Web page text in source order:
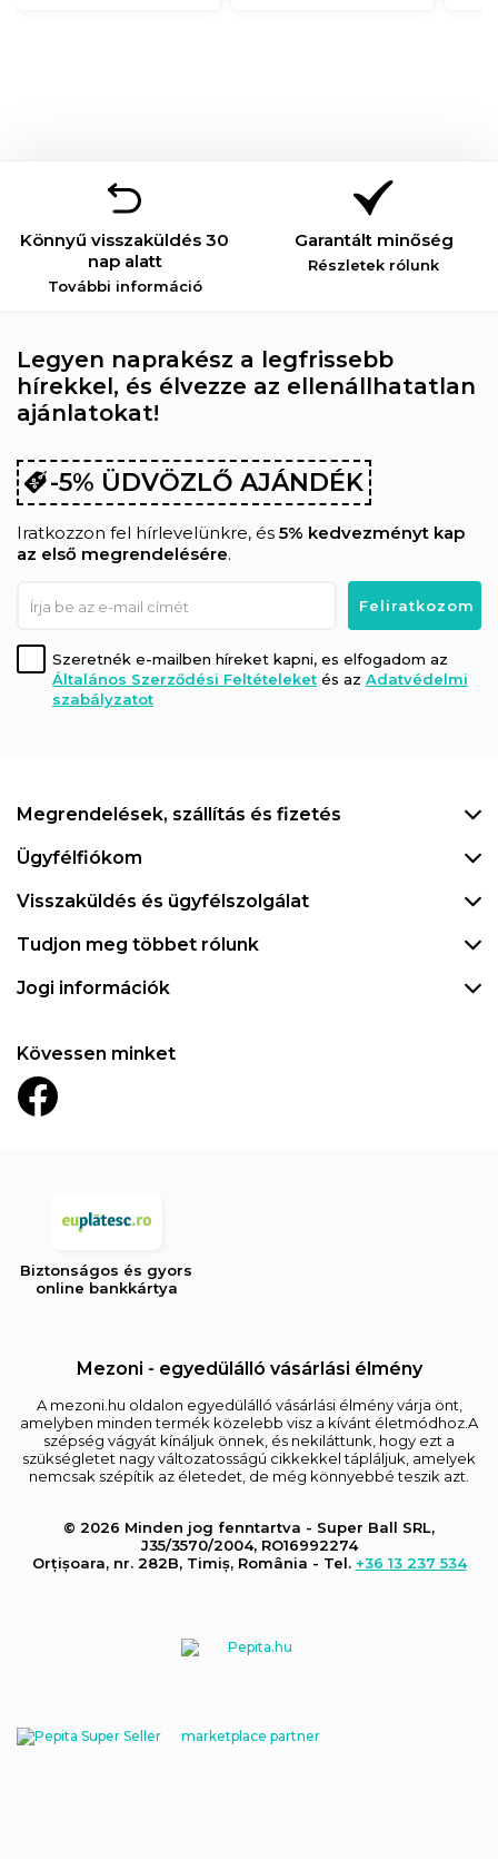
Könnyű visszaküldés 30
nap alatt
További információ
Garantált minőség
Részletek rólunk
Legyen naprakész a legfrissebb
hírekkel, és élvezze az ellenállhatatlan
ajánlatokat!
-5% ÜDVÖZLŐ AJÁNDÉK
Iratkozzon fel hírlevelünkre, és 5% kedvezményt kap
az első megrendelésére.
Szeretnék e-mailben híreket kapni, es elfogadom az
Általános Szerződési Feltételeket és az Adatvédelmi
szabályzatot
Megrendelések, szállítás és fizetés
Ügyfélfiókom
Visszaküldés és ügyfélszolgálat
Tudjon meg többet rólunk
Jogi információk
Kövessen minket
Biztonságos és gyors
online bankkártya
Mezoni - egyedülálló vásárlási élmény
A mezoni.hu oldalon egyedülálló vásárlási élmény várja önt,
amelyben minden termék közelebb visz a kívánt életmódhoz.A
szépség vágyát kínáljuk önnek, és nekiláttunk, hogy ezt a
szükségletet nagy változatosságú cikkekkel tápláljuk, amelyek
nemcsak szépítik az életedet, de még könnyebbé teszik azt.
© 2026 Minden jog fenntartva - Super Ball SRL,
J35/3570/2004, RO16992274
Orțișoara, nr. 282B, Timiș, România - Tel. +36 13 237 534
marketplace partner